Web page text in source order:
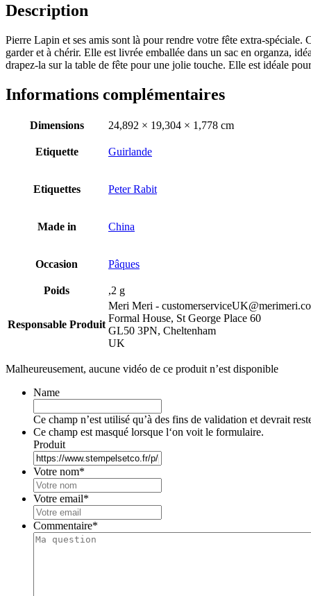
Description
Pierre Lapin et ses amis sont là pour rendre votre fête extra-spéciale.
garder et à chérir. Elle est livrée emballée dans un sac en organza,
drapez-la sur la table de fête pour une jolie touche. Elle est idéale
Informations complémentaires
Dimensions 24,892 × 19,304 × 1,778 cm
Etiquette Guirlande
Etiquettes Peter Rabit
Made in China
Occasion Pâques
Poids ,2 g
Responsable Produit
Meri Meri -
Formal House, St George Place 60
GL50 3PN, Cheltenham
UK
Malheureusement, aucune vidéo de ce produit n’est disponible
Name
Ce champ n’est utilisé qu’à des fins de validation et devrait
Ce champ est masqué lorsque l‘on voit le formulaire.
Produit
Votre nom*
Votre email*
Commentaire*